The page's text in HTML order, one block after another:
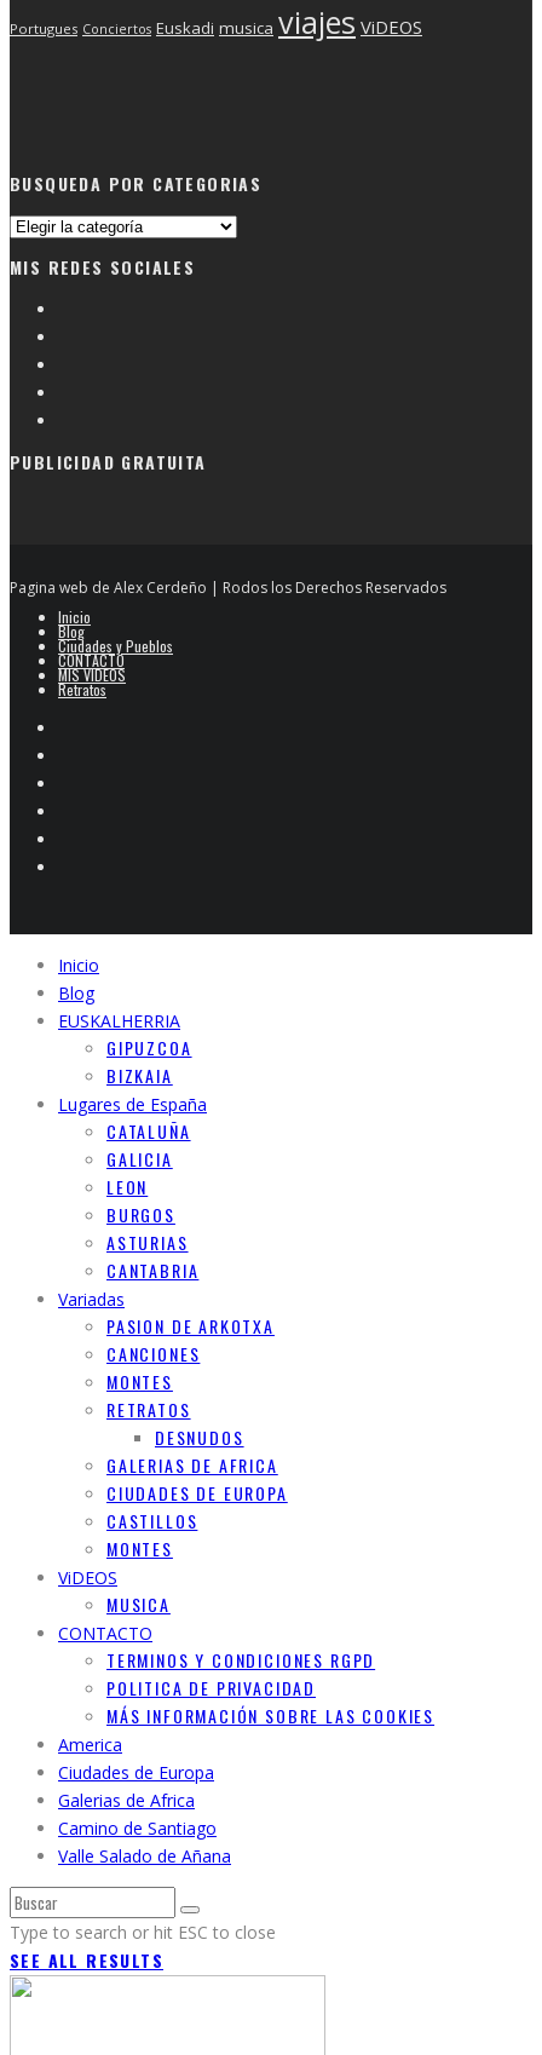
Portugues Conciertos Euskadi musica viajes ViDEOS
BUSQUEDA POR CATEGORIAS
Busqueda
categorias
MIS REDES SOCIALES
PUBLICIDAD GRATUITA
Pagina web de Alex Cerdeño | Rodos los Derechos Reservados
Inicio
Blog
Ciudades y Pueblos
CONTACTO
MIS VIDEOS
Retratos
Inicio
Blog
EUSKALHERRIA
GIPUZCOA
BIZKAIA
Lugares de España
CATALUÑA
GALICIA
LEON
BURGOS
ASTURIAS
CANTABRIA
Variadas
PASION DE ARKOTXA
CANCIONES
MONTES
RETRATOS
DESNUDOS
GALERIAS DE AFRICA
CIUDADES DE EUROPA
CASTILLOS
MONTES
ViDEOS
MUSICA
CONTACTO
TERMINOS Y CONDICIONES RGPD
POLITICA DE PRIVACIDAD
MÁS INFORMACIÓN SOBRE LAS COOKIES
America
Ciudades de Europa
Galerias de Africa
Camino de Santiago
Valle Salado de Añana
Type to search or hit ESC to close
SEE ALL RESULTS